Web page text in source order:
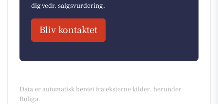
dig vedr. salgsvurdering.
Bliv kontaktet
Data er automatisk hentet fra eksterne kilder, herunder
Boliga.